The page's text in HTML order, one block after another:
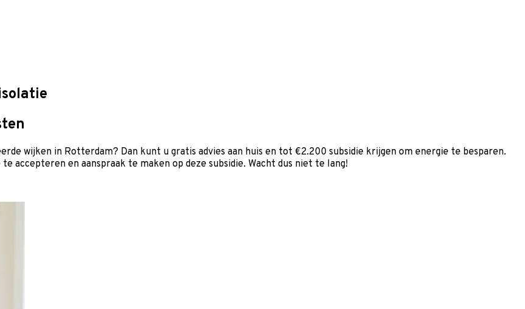
wijken in Rotterdam? Dan kunt u gratis advies aan huis en tot €2.200 subsidie krijgen om energie te besparen.
accepteren en aanspraak te maken op deze subsidie. Wacht dus niet te lang!